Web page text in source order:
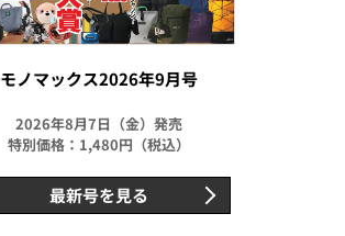
モノマックス2026年9月号
2026年8月7日（金）発売
特別価格：1,480円（税込）
最新号を見る